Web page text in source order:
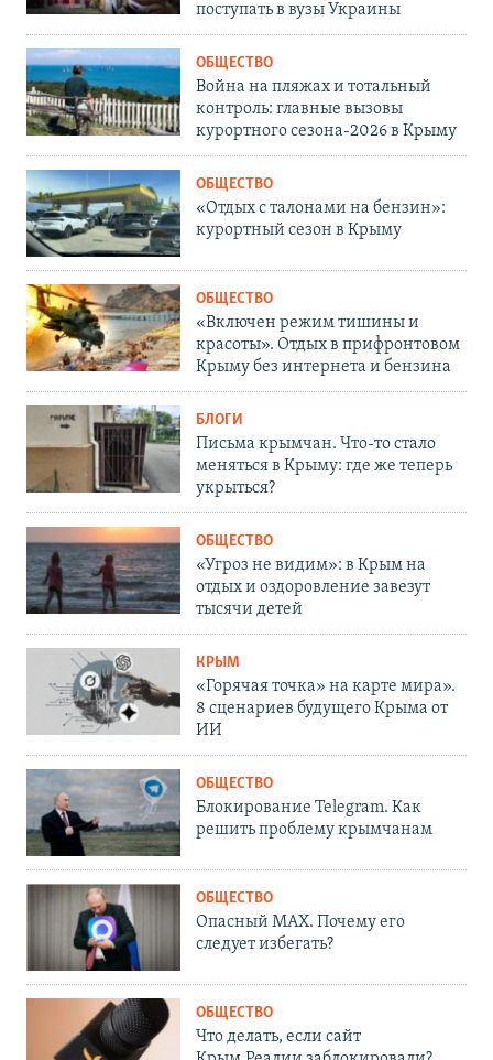
поступать в вузы Украины
ОБЩЕСТВО
Война на пляжах и тотальный
контроль: главные вызовы
курортного сезона-2026 в Крыму
ОБЩЕСТВО
«Отдых с талонами на бензин»:
курортный сезон в Крыму
ОБЩЕСТВО
«Включен режим тишины и
красоты». Отдых в прифронтовом
Крыму без интернета и бензина
БЛОГИ
Письма крымчан. Что-то стало
меняться в Крыму: где же теперь
укрыться?
ОБЩЕСТВО
«Угроз не видим»: в Крым на
отдых и оздоровление завезут
тысячи детей
КРЫМ
«Горячая точка» на карте мира».
8 сценариев будущего Крыма от
ИИ
ОБЩЕСТВО
Блокирование Telegram. Как
решить проблему крымчанам
ОБЩЕСТВО
Опасный MAX. Почему его
следует избегать?
ОБЩЕСТВО
Что делать, если сайт